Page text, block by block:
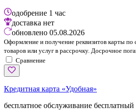
одобрение 1 час
доставка нет
обновлено 05.08.2026
Оформление и получение реквизитов карты по
товаров или услуг в рассрочку. Досрочное
Сравнение
Кредитная карта «Удобная»
бесплатное обслуживание